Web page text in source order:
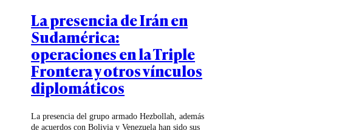
La presencia de Irán en
Sudamérica:
operaciones en la Triple
Frontera y otros vínculos
diplomáticos
La presencia del grupo armado Hezbollah, además
de acuerdos con Bolivia y Venezuela han sido sus